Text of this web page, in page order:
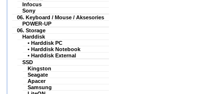
order pesanan Saya sudah
diterima dalam keadaan baik,
terpacking rapih, spek sesuai
dan dengan harga yang
benar2 bersahabat. saat ini
Laptopnya sudah saya
gunakan menemani aktifitas
saya sehari-hari.. Semoga awet
dan bisa berbelanja di
hexacom.co.id lagi.. Aamiin..
In Shaa Allah.. Produk yang
Saya pesan: - 1 LAPTOP DELL
Infocus
Sony
06. Keyboard / Mouse / Aksesories
POWER-UP
06. Storage
Harddisk
• Harddisk PC
• Harddisk Notebook
• Harddisk External
SSD
Kingston
Seagate
Apacer
Samsung